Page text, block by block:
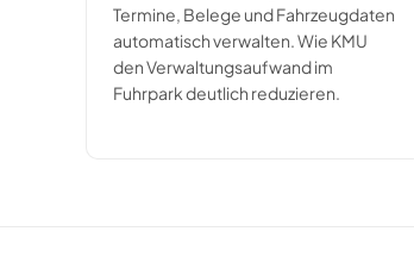
Termine, Belege und Fahrzeugdaten
automatisch verwalten. Wie KMU
den Verwaltungsaufwand im
Fuhrpark deutlich reduzieren.